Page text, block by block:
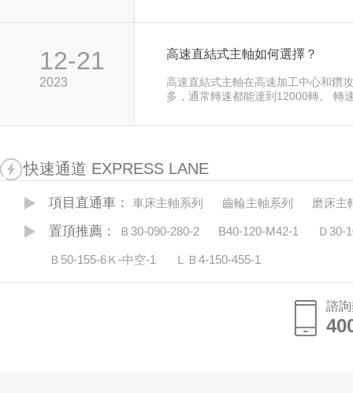
見。 零傳動電主軸採用電機和機床主
出的扭矩和功率要大得多，但相對來
穩性要差一點。 囙此正確地設計機床
機床加工精度的影響是至關重要的。
12-21
2023
高速直結式主軸如何選擇？
高速直結式主軸在高速加工中心和鑽
多，通常轉速都能達到12000轉。 轉
直結式主軸切削力是不如皮帶式主軸
快速通道 EXPRESS LANE
項目直通車： 車床主軸系列 齒輪主軸系列 磨床主
置頂推薦： Ｂ30-090-280-2 B40-120-M42-1 Ｄ30-
Ｂ50-155-6Ｋ-中空-1 ＬＢ4-150-455-1
諮